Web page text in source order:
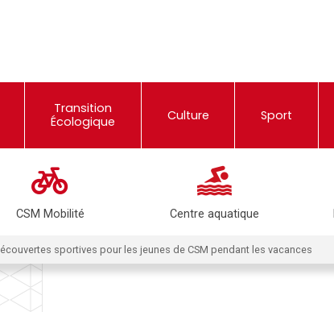
Transition
Écologique
Culture Sport
CSM Mobilité Centre aquatique
sportives pour les jeunes de CSM pendant les vacances